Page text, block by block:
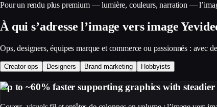
Pour un rendu plus premium — lumière, couleurs, narration —
À qui s’adresse l’image vers image
Ops, designers, équipes marque et commerce ou passionnés : avec
Creator ops Designers Brand marketing Hobbyists
Up to ~60% faster supporting graphics with steadier